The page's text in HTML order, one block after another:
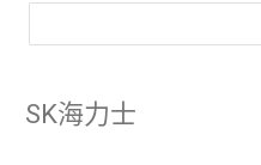
SK海力士